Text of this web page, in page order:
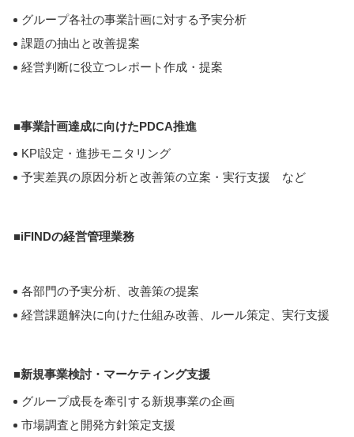
グループ各社の事業計画に対する予実分析
課題の抽出と改善提案
経営判断に役立つレポート作成・提案
■事業計画達成に向けたPDCA推進
KPI設定・進捗モニタリング
予実差異の原因分析と改善策の立案・実行支援 など
■iFINDの経営管理業務
各部門の予実分析、改善策の提案
経営課題解決に向けた仕組み改善、ルール策定、実行支援
■新規事業検討・マーケティング支援
グループ成長を牽引する新規事業の企画
市場調査と開発方針策定支援